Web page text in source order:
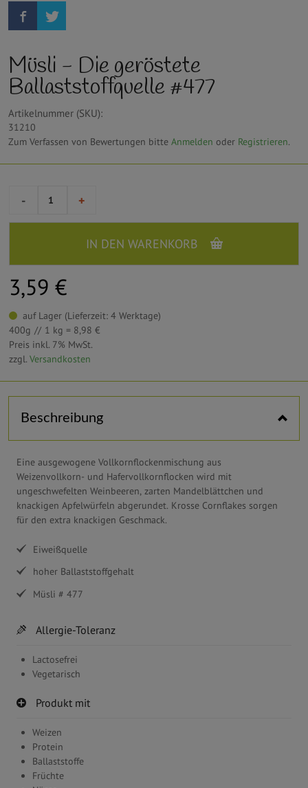
Müsli - Die geröstete
Ballaststoffquelle #477
Artikelnummer (SKU):
31210
Zum Verfassen von Bewertungen bitte Anmelden oder Registrieren.
- +
IN DEN WARENKORB
3,59 €
auf Lager (Lieferzeit: 4 Werktage)
400g
1 kg = 8,98 €
Preis inkl. 7% MwSt.
zzgl. Versandkosten
Beschreibung
Eine ausgewogene Vollkornflockenmischung aus
Weizenvollkorn- und Hafervollkornflocken wird mit
ungeschwefelten Weinbeeren, zarten Mandelblättchen und
knackigen Apfelwürfeln abgerundet. Krosse Cornflakes sorgen
für den extra knackigen Geschmack.
Eiweißquelle
hoher Ballaststoffgehalt
Müsli # 477
Allergie-Toleranz
Lactosefrei
Vegetarisch
Produkt mit
Weizen
Protein
Ballaststoffe
Früchte